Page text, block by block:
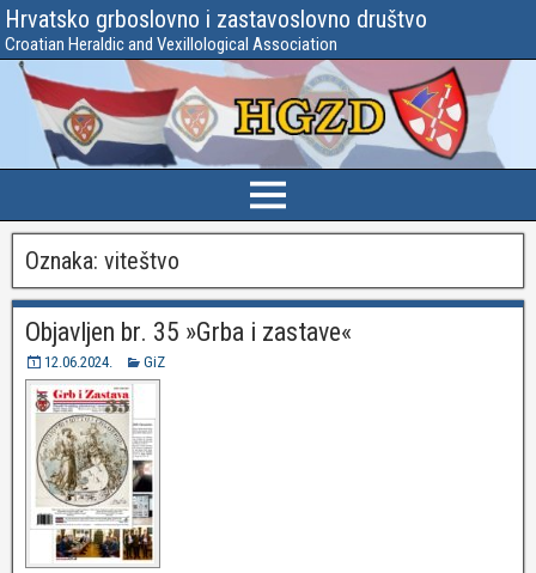
Hrvatsko grboslovno i zastavoslovno društvo
Croatian Heraldic and Vexillological Association
Oznaka: viteštvo
Objavljen br. 35 »Grba i zastave«
12.06.2024. GiZ